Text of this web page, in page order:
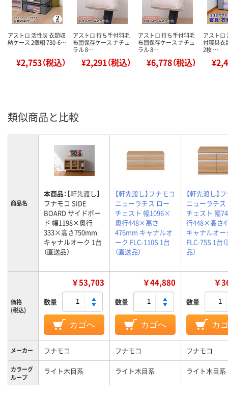
アストロ 活性炭 衣類収
納ケース 2個組 730-6…
¥2,753（税込）
アストロ 持ち手付羽毛
布団保存ケース ナチュ
ラル 8…
¥2,291（税込）
アストロ 持ち手付羽毛
布団保存ケース ナチュ
ラル 8…
¥6,778（税込）
アストロ
付寝具衣
2枚 …
類似商品と比較
商品名
本商品：【軒先渡し】
フナモコ SIDE
BOARD サイドボー
ド 幅1198×奥行
333×高さ750mm
キャナルオーク 1台
（直送品）
【軒先渡し】フナモコ
ニューラチス ロー
チェスト 幅1096×
奥行448×高さ
476mm キャナルオ
ーク FLC-110S 1台
（直送品）
【軒先渡し】
ニューラチス
チェスト 幅
行448×高さ
キャナルオー
FLC-75S 1台
品）
価格
(税込)
￥53,703
数量
カゴへ
￥44,880
数量
カゴへ
￥
数量
カ
メーカー フナモコ フナモコ フナモコ
カラーグ
ループ
ライト木目系 ライト木目系 ライト木目系